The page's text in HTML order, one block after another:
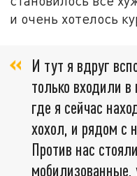
и очень хотелось
И тут я вдруг
только входили в
где я сейчас
хохол, и рядом с
Против нас
мобилизованные,